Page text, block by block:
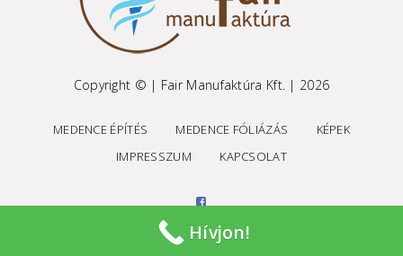
Copyright © | Fair Manufaktúra Kft. | 2026
MEDENCE ÉPÍTÉS MEDENCE FÓLIÁZÁS
KÉPEK
IMPRESSZUM
KAPCSOLAT
Hívjon!